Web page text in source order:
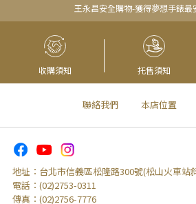
王永昌安全購物-獲得夢想手錶最
收購須知 托售須知
聯絡我們 本店位置
地址： 台北市信義區松隆路300號(松山火車站
電話： (02)2753-0311
傳真： (02)2756-7776